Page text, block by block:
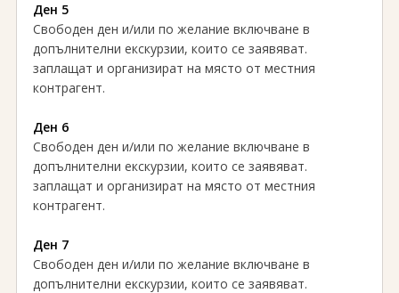
Ден 5
Свободен ден и/или по желание включване в
допълнителни екскурзии, които се заявяват.
заплащат и организират на място от местния
контрагент.
Ден 6
Свободен ден и/или по желание включване в
допълнителни екскурзии, които се заявяват.
заплащат и организират на място от местния
контрагент.
Ден 7
Свободен ден и/или по желание включване в
допълнителни екскурзии, които се заявяват.